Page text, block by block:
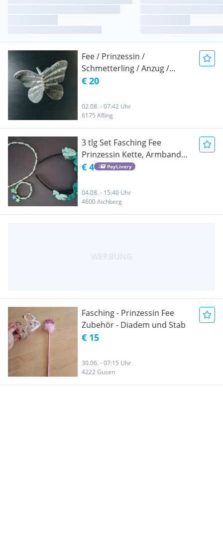
Fee / Prinzessin /
Schmetterling / Anzug /
Fasching
€ 20
02.08. - 07:42 Uhr
6175 Afling
3 tlg Set Fasching Fee
Prinzessin Kette, Armband
und Stirnband Mädchen
€ 4 PayLivery
04.08. - 15:40 Uhr
4600 Aichberg
Fasching - Prinzessin Fee
Zubehör - Diadem und Stab
€ 15
30.06. - 07:15 Uhr
4222 Gusen